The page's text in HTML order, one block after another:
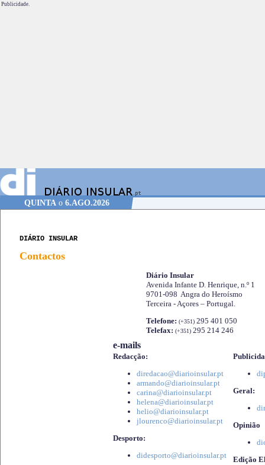
Publicidade.
QUINTAo 6.AGO.2026
DIÁRIO INSULAR
Contactos
Diário Insular
Avenida Infante D. Henrique, n.º 1
9701-098 Angra do Heroísmo
Terceira - Açores – Portugal.
Telefone: (+351) 295 401 050
Telefax: (+351) 295 214 246
e-mails
Redacção:
diredacao@diarioinsular.pt
armando@diarioinsular.pt
carina@diarioinsular.pt
helena@diarioinsular.pt
helio@diarioinsular.pt
jlourenco@diarioinsular.pt
Desporto:
didesporto@diarioinsular.pt
Geral:
Opinião
Edição